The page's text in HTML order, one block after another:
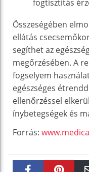
fogtisztítás
Összeségében
ellátás
segíthet az
megőrzésében. A
fogselyem
egészséges
ellenőrzéssel
ínybetegségek és
Forrás: